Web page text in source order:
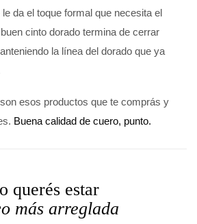
da el toque formal que necesita el
cinto dorado termina de cerrar
la línea del dorado que ya
esos productos que te comprás y
Buena calidad de cuero, punto.
querés estar
más arreglada